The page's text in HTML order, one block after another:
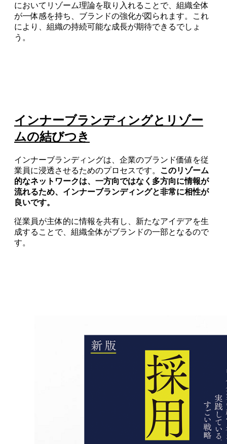
においてリゾーム理論を取り入れることで、組織全体
が一体感を持ち、ブランドの強化が図られます。これ
により、組織の持続可能な成長が期待できるでしょ
う。
インナーブランディングとリゾー
ムの結びつき
インナーブランディングは、企業のブランド価値を従
業員に浸透させるためのプロセスです。 このリゾーム
的なネットワークは、一方向ではなく多方向に情報が
流れるため、インナーブランディングと非常に相性が
良いです。
従業員が主体的に情報を共有し、新たなアイデアを生
成することで、組織全体がブランドの一部となるので
す。